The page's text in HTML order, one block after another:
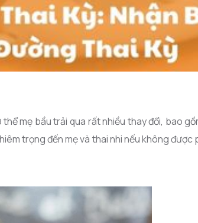
mẹ bầu trải qua rất nhiều thay đổi, bao
trọng đến mẹ và thai nhi nếu không được